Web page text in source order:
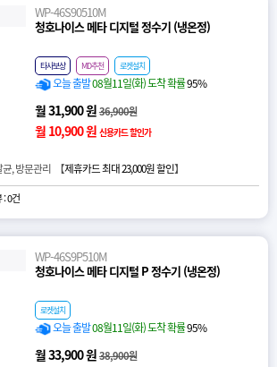
WP-46S90510M
청호나이스 메타 디지털 정수기 (냉온정)
타사보상 MD추천 로켓설치
오늘 출발08월11일(화) 도착 확률95%
월 31,900 원36,900원
월 10,900 원 신용카드 할인가
균, 방문관리 【제휴카드 최대 23,000원 할인】
: 0건
WP-46S9P510M
청호나이스 메타 디지털 P 정수기 (냉온정)
로켓설치
오늘 출발08월11일(화) 도착 확률95%
월 33,900 원38,900원